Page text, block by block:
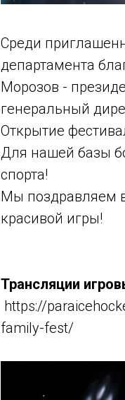
Среди
департамента
Морозов -
генеральный
Открытие
Для нашей базы
спорта!
Мы поздравляем
красивой игры!
Трансляции
https://
family-fest/